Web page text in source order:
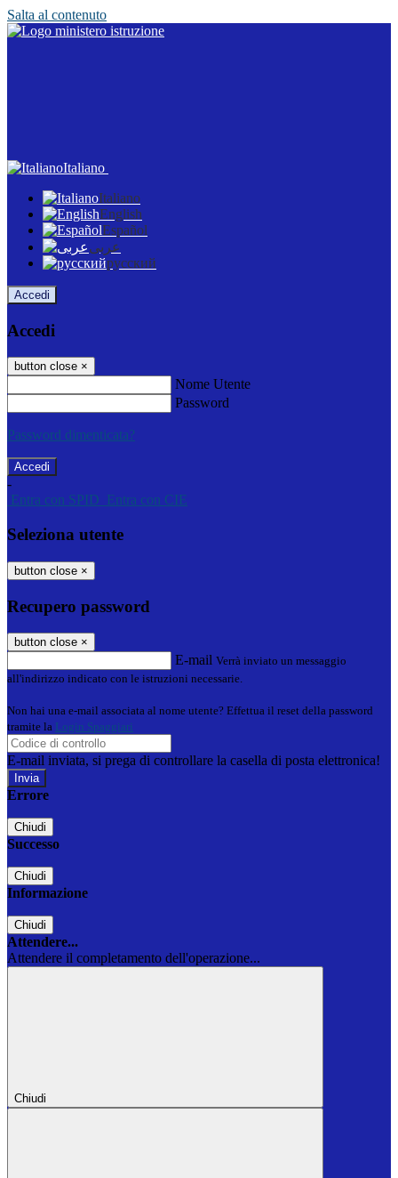
Salta al contenuto
Italiano
Italiano
English
Español
عربى
русский
Accedi
Accedi
button close ×
Nome Utente
Password
Password dimenticata?
-
Entra con SPID Entra con CIE
Seleziona utente
button close ×
Recupero password
button close ×
E-mail Verrà inviato un messaggio
all'indirizzo indicato con le istruzioni necessarie.
Non hai una e-mail associata al nome utente? Effettua il reset della password
tramite la Login Spaggiari
E-mail inviata, si prega di controllare la casella di posta elettronica!
Errore
Chiudi
Successo
Chiudi
Informazione
Chiudi
Attendere...
Attendere il completamento dell'operazione...
Chiudi